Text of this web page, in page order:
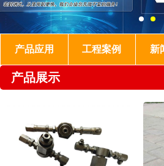
产品应用 工程案例 新
产品展示